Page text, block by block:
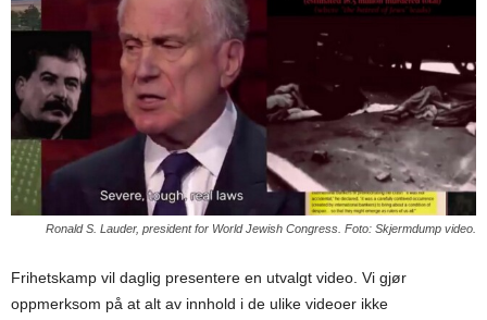
Ronald S. Lauder, president for World Jewish Congress. Foto: Skjermdump video.
Frihetskamp vil daglig presentere en utvalgt video. Vi gjør
oppmerksom på at alt av innhold i de ulike videoer ikke